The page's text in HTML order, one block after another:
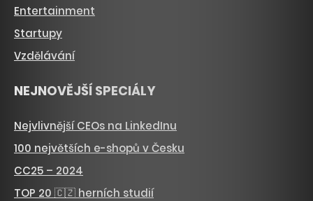
Entertainment
Startupy
Vzdělávání
NEJNOVĚJŠÍ SPECIÁLY
Nejvlivnější CEOs na LinkedInu
100 největších e-shopů v Česku
CC25 – 2024
TOP 20 🇨🇿 herních studií